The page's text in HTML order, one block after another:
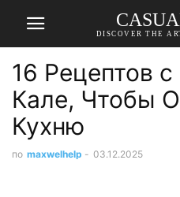
DISCOVER THE
16 Рецептов с
Кале, Чтобы
Кухню
по maxwelhelp - 03.12.2025